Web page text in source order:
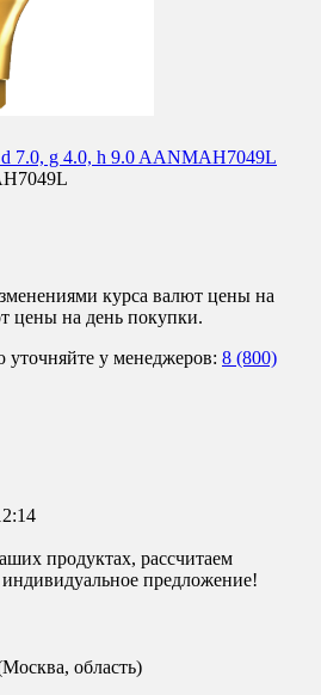
7.0, g 4.0, h 9.0 AANMAH7049L
курса валют цены на
цены на день покупки.
у менеджеров: 8 (800)
продуктах, рассчитаем
предложение!
область)